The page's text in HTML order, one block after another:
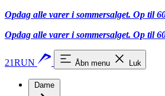
Opdag alle varer i sommersalget. Op til
Opdag alle varer i sommersalget. Op til
21RUN Åbn menu Luk
Dame